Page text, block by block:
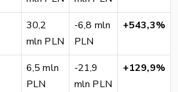
30,2
mln PLN
-6,8 mln
PLN
+543,3%
6,5 mln
PLN
-21,9
mln PLN
+129,9%